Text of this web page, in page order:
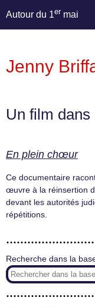
Autour du 1er mai
Jenny
Un film dans
En plein chœur
Ce documentaire
œuvre à la réinsertion
devant les autorités
répétitions.
Recherche dans la